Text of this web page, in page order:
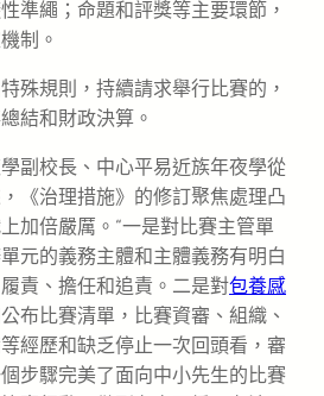
準繩；命題和評獎等主要環節，
制。
殊規則，持續請求舉行比賽的，
結和財政決算。
副校長、中心平易近族年夜學從
《治理措施》的修訂聚焦處理凸
加倍嚴厲。“一是對比賽主管單
元的義務主體和主體義務有明白
責、擔任和追責。二是對包養感
布比賽清單，比賽資審、組織、
經歷和缺乏停止一次回頭看，審
步驟完美了面向中小先生的比賽